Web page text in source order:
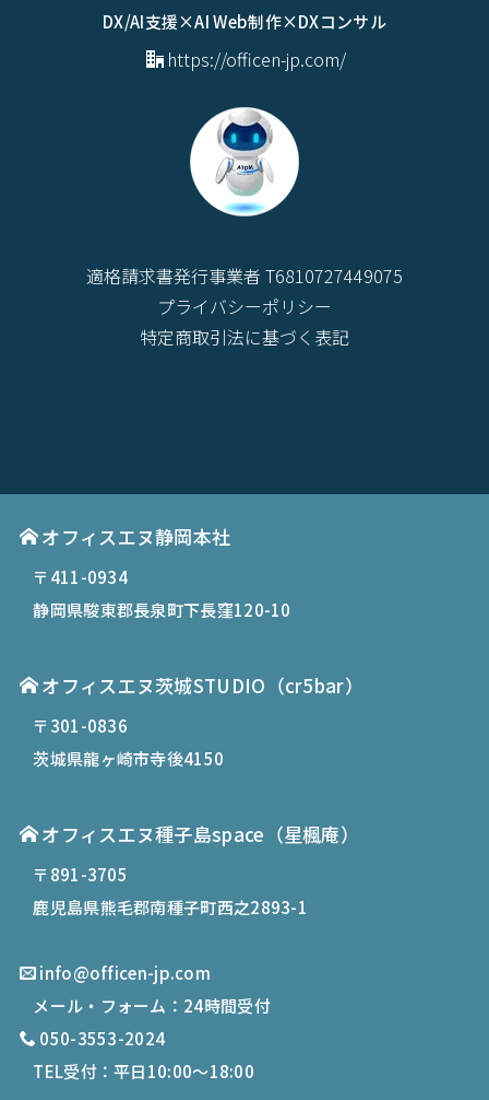
DX/AI支援×AI Web制作×DXコンサル
https://officen-jp.com/
適格請求書発行事業者 T6810727449075
プライバシーポリシー
特定商取引法に基づく表記
オフィスエヌ静岡本社
〒411-0934
静岡県駿東郡長泉町下長窪120-10
オフィスエヌ茨城STUDIO（cr5bar）
〒301-0836
茨城県龍ヶ崎市寺後4150
オフィスエヌ種子島space （星楓庵）
〒891-3705
鹿児島県熊毛郡南種子町西之2893-1
info@officen-jp.com
メール・フォーム：24時間受付
050-3553-2024
TEL受付：平日10:00〜18:00